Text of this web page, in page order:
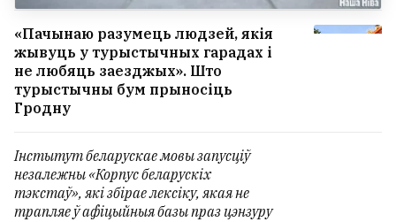
«Пачынаю разумець людзей, якія
жывуць у турыстычных гарадах і
не любяць заезджых». Што
турыстычны бум прыносіць
Гродну
Інстытут беларускае мовы запусціў
незалежны «Корпус беларускіх
тэкстаў», які збірае лексіку, якая не
трапляе ў афіцыйныя базы праз цэнзуру